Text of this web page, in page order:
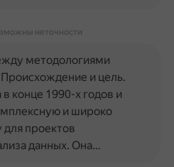
неточности
методологиями
Происхождение и цель.
конце 1990-х годов и
и широко
проектов
данных. Она…